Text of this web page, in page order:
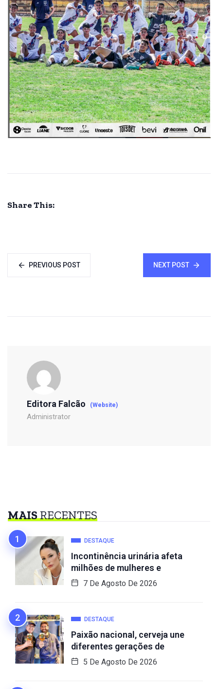
Share This:
PREVIOUS POST NEXT POST
Editora Falcão (Website)
Administrator
MAISRECENTES
DESTAQUE
Incontinência urinária afeta
milhões de mulheres e
7 De Agosto De 2026
DESTAQUE
Paixão nacional, cerveja une
diferentes gerações de
5 De Agosto De 2026